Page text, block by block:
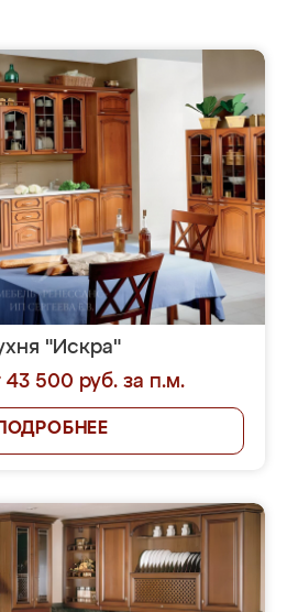
"Искра"
43 500 руб. за п.м.
ПОДРОБНЕЕ